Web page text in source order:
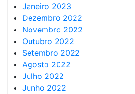
Janeiro 2023
Dezembro 2022
Novembro 2022
Outubro 2022
Setembro 2022
Agosto 2022
Julho 2022
Junho 2022